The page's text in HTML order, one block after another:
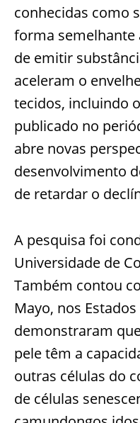
conhecidas como
forma semelhante
de emitir
aceleram o
tecidos, incluindo
publicado no
abre novas
desenvolvimento
de retardar o
A pesquisa foi
Universidade de
Também contou
Mayo, nos
demonstraram
pele têm a
outras células do
de células